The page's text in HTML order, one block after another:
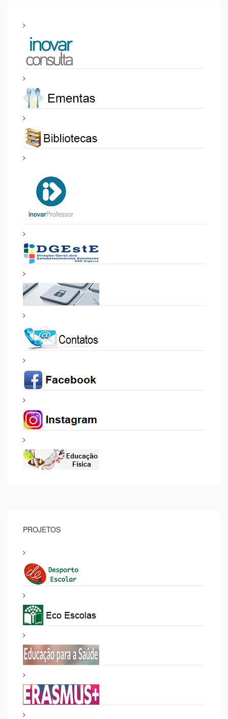
A TODOS os alunos, os nossos Parabéns.
O Professor
Mário Vieira
PROJETOS